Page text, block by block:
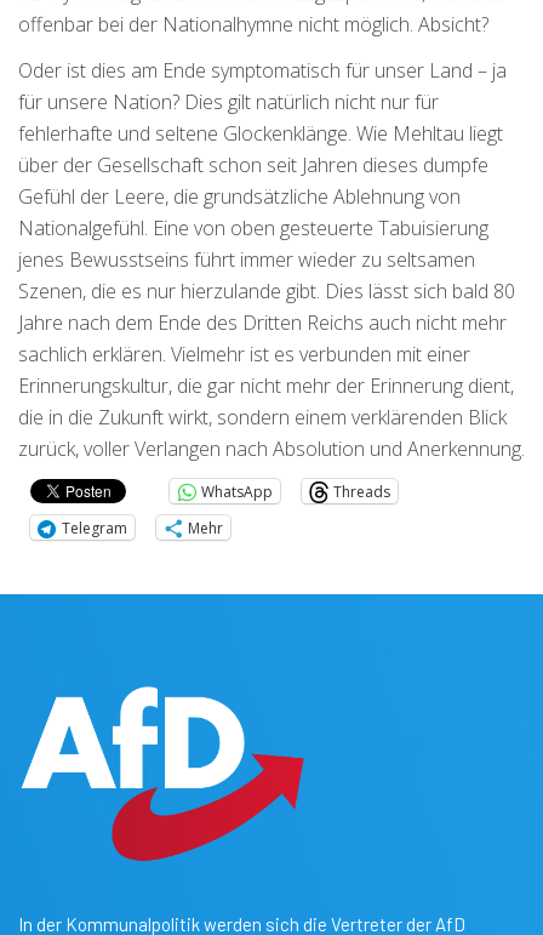
offenbar bei der Nationalhymne nicht möglich. Absicht?
Oder ist dies am Ende symptomatisch für unser Land – ja
für unsere Nation? Dies gilt natürlich nicht nur für
fehlerhafte und seltene Glockenklänge. Wie Mehltau liegt
über der Gesellschaft schon seit Jahren dieses dumpfe
Gefühl der Leere, die grundsätzliche Ablehnung von
Nationalgefühl. Eine von oben gesteuerte Tabuisierung
jenes Bewusstseins führt immer wieder zu seltsamen
Szenen, die es nur hierzulande gibt. Dies lässt sich bald 80
Jahre nach dem Ende des Dritten Reichs auch nicht mehr
sachlich erklären. Vielmehr ist es verbunden mit einer
Erinnerungskultur, die gar nicht mehr der Erinnerung dient,
die in die Zukunft wirkt, sondern einem verklärenden Blick
zurück, voller Verlangen nach Absolution und Anerkennung.
WhatsApp
Threads
Telegram
Mehr
In der Kommunalpolitik werden sich die Vertreter der AfD